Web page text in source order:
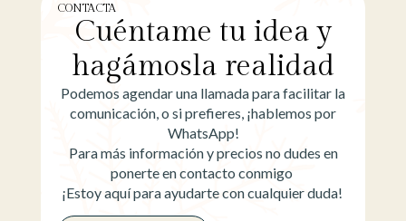
CONTACTA
Cuéntame tu idea y
hagámosla realidad
Podemos agendar una llamada para facilitar la
comunicación, o si prefieres, ¡hablemos por
WhatsApp!
Para más información y precios no dudes en
ponerte en contacto conmigo
¡Estoy aquí para ayudarte con cualquier duda!